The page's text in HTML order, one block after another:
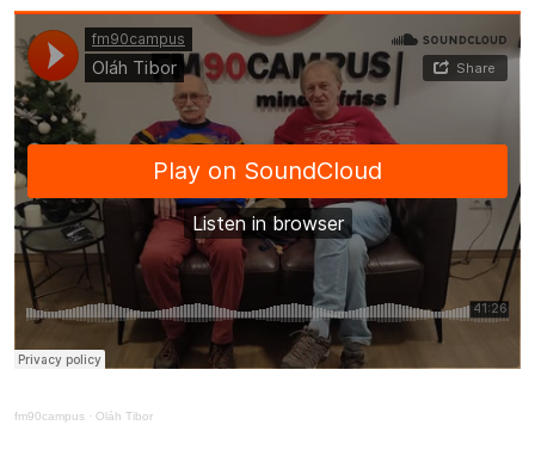
fm90campus · Oláh Tibor